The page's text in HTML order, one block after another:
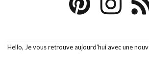
Hello, Je vous retrouve aujourd’hui avec une nouv